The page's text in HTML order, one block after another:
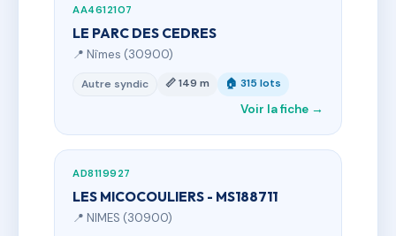
AA4612107
LE PARC DES CEDRES
📍 Nîmes (30900)
Autre syndic 📏 149 m 🏠 315 lots
Voir la fiche →
AD8119927
LES MICOCOULIERS - MS188711
📍 NIMES (30900)